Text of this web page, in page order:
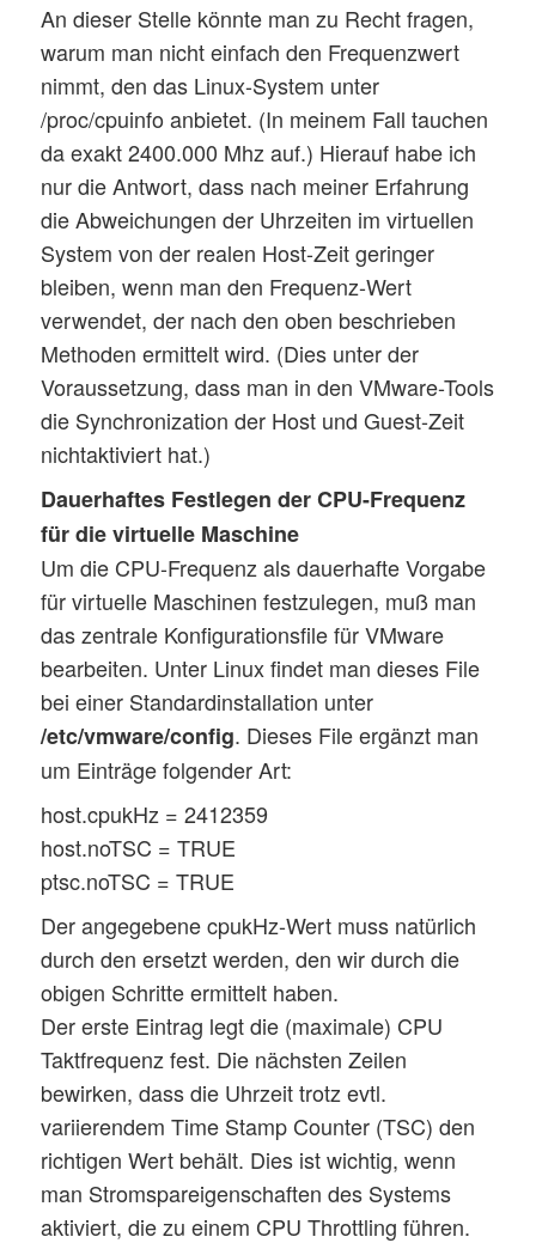
An dieser Stelle könnte man zu Recht fragen,
warum man nicht einfach den Frequenzwert
nimmt, den das Linux-System unter
/proc/cpuinfo anbietet. (In meinem Fall tauchen
da exakt 2400.000 Mhz auf.) Hierauf habe ich
nur die Antwort, dass nach meiner Erfahrung
die Abweichungen der Uhrzeiten im virtuellen
System von der realen Host-Zeit geringer
bleiben, wenn man den Frequenz-Wert
verwendet, der nach den oben beschrieben
Methoden ermittelt wird. (Dies unter der
Voraussetzung, dass man in den VMware-Tools
die Synchronization der Host und Guest-Zeit
nichtaktiviert hat.)
Dauerhaftes Festlegen der CPU-Frequenz
für die virtuelle Maschine
Um die CPU-Frequenz als dauerhafte Vorgabe
für virtuelle Maschinen festzulegen, muß man
das zentrale Konfigurationsfile für VMware
bearbeiten. Unter Linux findet man dieses File
bei einer Standardinstallation unter
/etc/vmware/config. Dieses File ergänzt man
um Einträge folgender Art:
host.cpukHz = 2412359
host.noTSC = TRUE
ptsc.noTSC = TRUE
Der angegebene cpukHz-Wert muss natürlich
durch den ersetzt werden, den wir durch die
obigen Schritte ermittelt haben.
Der erste Eintrag legt die (maximale) CPU
Taktfrequenz fest. Die nächsten Zeilen
bewirken, dass die Uhrzeit trotz evtl.
variierendem Time Stamp Counter (TSC) den
richtigen Wert behält. Dies ist wichtig, wenn
man Stromspareigenschaften des Systems
aktiviert, die zu einem CPU Throttling führen.